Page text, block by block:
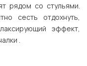
рядом со стульями.
сесть отдохнуть,
эффект,
.